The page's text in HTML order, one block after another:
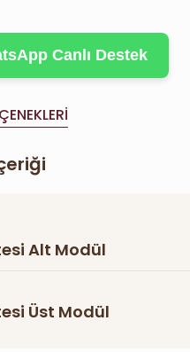
Canlı Destek
Alt Modül
Üst Modül